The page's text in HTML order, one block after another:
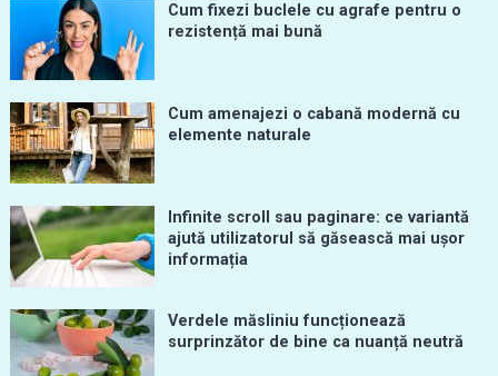
Cum fixezi buclele cu agrafe pentru o
rezistență mai bună
Cum amenajezi o cabană modernă cu
elemente naturale
Infinite scroll sau paginare: ce variantă
ajută utilizatorul să găsească mai ușor
informația
Verdele măsliniu funcționează
surprinzător de bine ca nuanță neutră